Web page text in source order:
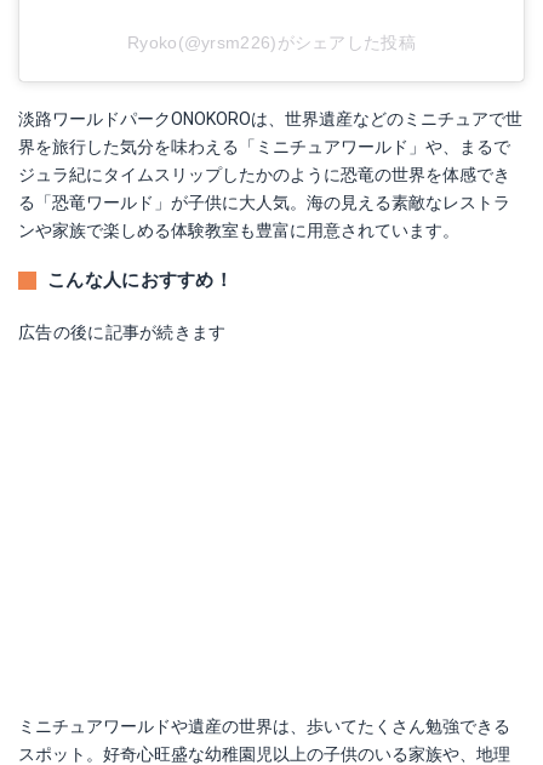
Ryoko(@yrsm226)がシェアした投稿
淡路ワールドパークONOKOROは、世界遺産などのミニチュアで世
界を旅行した気分を味わえる「ミニチュアワールド」や、まるで
ジュラ紀にタイムスリップしたかのように恐竜の世界を体感でき
る「恐竜ワールド」が子供に大人気。海の見える素敵なレストラ
ンや家族で楽しめる体験教室も豊富に用意されています。
こんな人におすすめ！
広告の後に記事が続きます
ミニチュアワールドや遺産の世界は、歩いてたくさん勉強できる
スポット。好奇心旺盛な幼稚園児以上の子供のいる家族や、地理